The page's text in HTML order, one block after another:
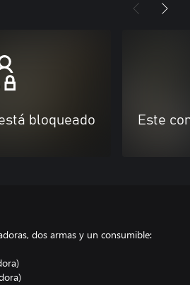
bloqueado Este
dos armas y un consumible: